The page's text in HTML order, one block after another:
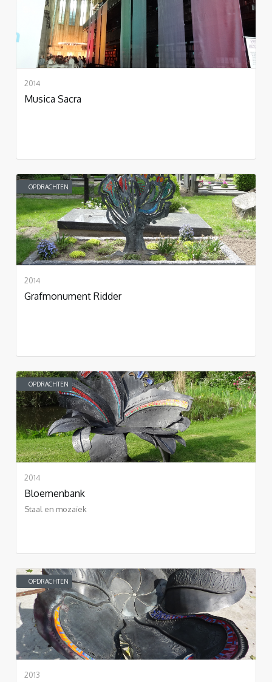
2014
Musica Sacra
OPDRACHTEN
2014
Grafmonument Ridder
OPDRACHTEN
2014
Bloemenbank
Staal en mozaïek
OPDRACHTEN
2013